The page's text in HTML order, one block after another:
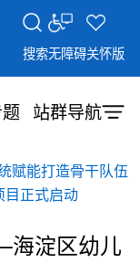
搜索无障碍关怀版
站群导航
赋能打造骨干队伍
正式启动
淀区幼儿